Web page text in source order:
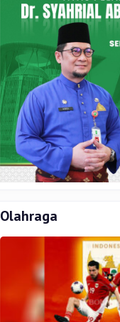
Olahraga